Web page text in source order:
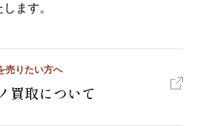
ます。
売りたい方へ
買取について